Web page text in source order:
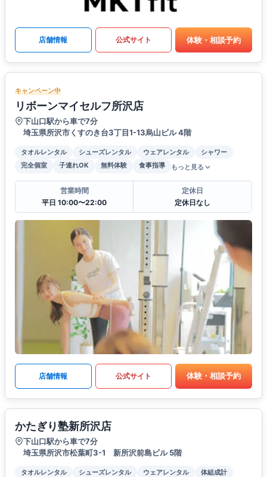
店舗情報 公式サイト 体験・相談予約
キャンペーン中
リボーンマイセルフ所沢店
下山口駅から車で7分
埼玉県所沢市くすのき台3丁目1-13烏山ビル 4階
タオルレンタル シューズレンタル ウェアレンタル
シャワー
完全個室
子連れOK 無料体験 食事指導 もっと見る
営業時間
平日 10:00〜22:00
定休日
定休日なし
店舗情報 公式サイト 体験・相談予約
かたぎり塾新所沢店
下山口駅から車で7分
埼玉県所沢市松葉町3-1 新所沢前島ビル 5階
タオルレンタル シューズレンタル ウェアレンタル
体組成計